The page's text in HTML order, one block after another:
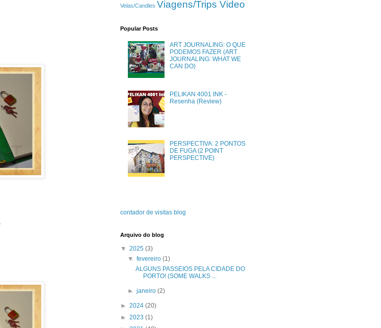
Velas/Candles Viagens/Trips Video
Popular Posts
ART JOURNALING: O QUE
PODEMOS FAZER (ART
JOURNALING: WHAT WE
CAN DO)
PELIKAN 4001 INK -
Resenha (Review)
PERSPECTIVA: 2 PONTOS
DE FUGA (2 POINT
PERSPECTIVE)
contador de visitas blog
Arquivo do blog
▼ 2025 (3)
▼fevereiro(1)
ALGUNS PASSEIOS PELA CIDADE DO
PORTO! (SOME WALKS ...
►janeiro(2)
► 2024 (20)
► 2023 (1)